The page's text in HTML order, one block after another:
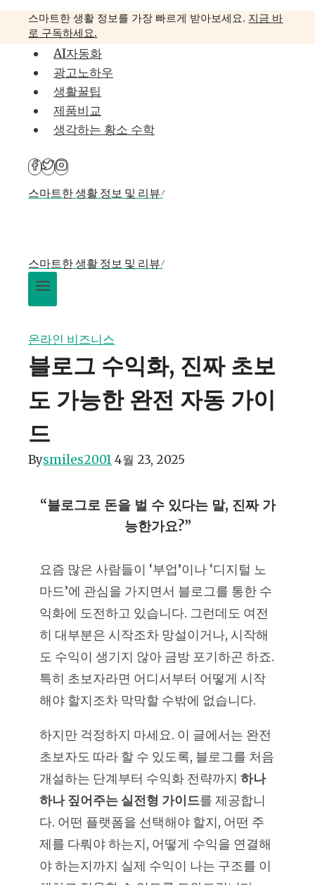
스마트한 생활 정보를 가장 빠르게 받아보세요. 지금 바
로 구독하세요.
AI자동화
광고노하우
생활꿀팁
제품비교
생각하는 황소 수학
스마트한 생활 정보 및 리뷰!
스마트한 생활 정보 및 리뷰!
온라인 비즈니스
블로그 수익화, 진짜 초보
도 가능한 완전 자동 가이
드
Bysmiles2001 4월 23, 2025
“블로그로 돈을 벌 수 있다는 말, 진짜 가
능한가요?”
요즘 많은 사람들이 ‘부업’이나 ‘디지털 노
마드’에 관심을 가지면서 블로그를 통한 수
익화에 도전하고 있습니다. 그런데도 여전
히 대부분은 시작조차 망설이거나, 시작해
도 수익이 생기지 않아 금방 포기하곤 하죠.
특히 초보자라면 어디서부터 어떻게 시작
해야 할지조차 막막할 수밖에 없습니다.
하지만 걱정하지 마세요. 이 글에서는 완전
초보자도 따라 할 수 있도록, 블로그를 처음
개설하는 단계부터 수익화 전략까지하나
하나 짚어주는 실전형 가이드를 제공합니
다. 어떤 플랫폼을 선택해야 할지, 어떤 주
제를 다뤄야 하는지, 어떻게 수익을 연결해
야 하는지까지 실제 수익이 나는 구조를 이